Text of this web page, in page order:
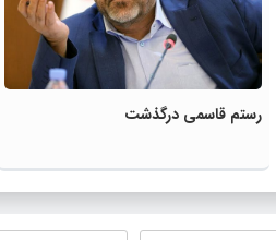
رستم قاسمی درگذشت